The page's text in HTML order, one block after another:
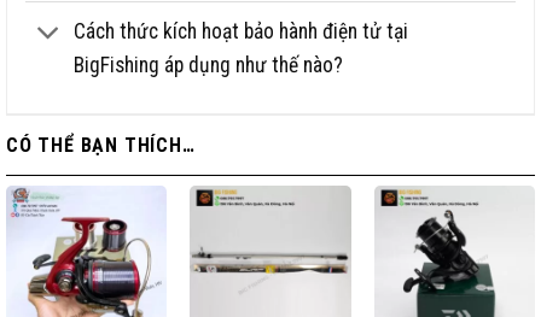
Cách thức kích hoạt bảo hành điện tử tại
BigFishing áp dụng như thế nào?
CÓ THỂ BẠN THÍCH…